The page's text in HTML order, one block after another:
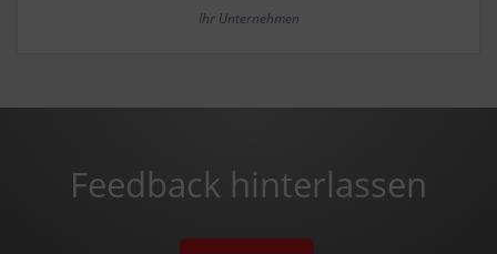
Ihr Unternehmen
Feedback hinterlassen